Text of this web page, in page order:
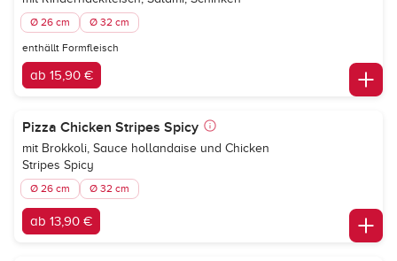
Ø 26 cm Ø 32 cm
enthällt Formfleisch
ab 15,90 €
Pizza Chicken Stripes Spicy
mit Brokkoli, Sauce hollandaise und Chicken
Stripes Spicy
Ø 26 cm Ø 32 cm
ab 13,90 €